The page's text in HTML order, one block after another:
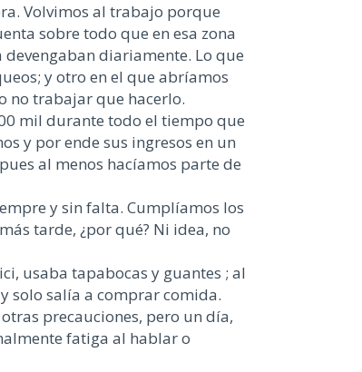
Volvimos al trabajo porque
sobre todo que en esa zona
diariamente. Lo que
y otro en el que abríamos
no trabajar que hacerlo.
mil durante todo el tiempo que
y por ende sus ingresos en un
al menos hacíamos parte de
y sin falta. Cumplíamos los
tarde, ¿por qué? Ni idea, no
usaba tapabocas y guantes ; al
solo salía a comprar comida.
precauciones, pero un día,
fatiga al hablar o